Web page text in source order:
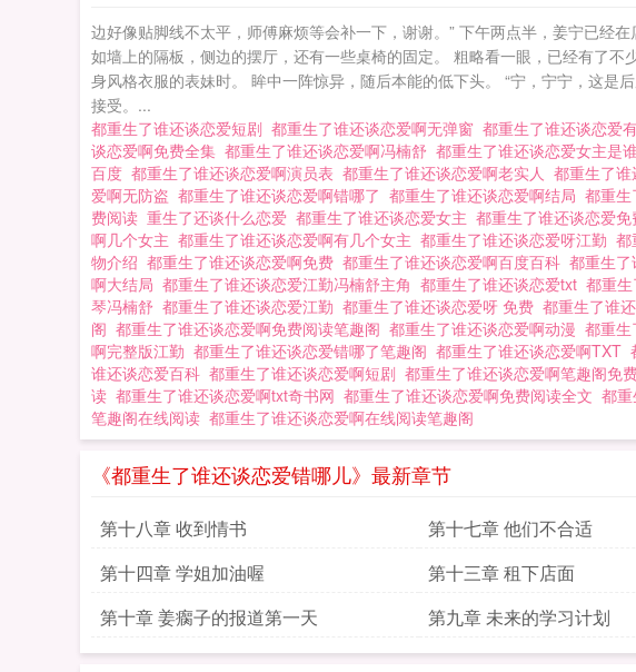
边好像贴脚线不太平，师傅麻烦等会补一下，谢谢。” 下午两点半，姜宁已经
如墙上的隔板，侧边的摆厅，还有一些桌椅的固定。 粗略看一眼，已经有了
身风格衣服的表妹时。 眸中一阵惊异，随后本能的低下头。 “宁，宁宁，这是
接受。...
都重生了谁还谈恋爱短剧 都重生了谁还谈恋爱啊无弹窗 都重生了谁还谈恋爱
谈恋爱啊免费全集 都重生了谁还谈恋爱啊冯楠舒 都重生了谁还谈恋爱女主是
百度 都重生了谁还谈恋爱啊演员表 都重生了谁还谈恋爱啊老实人 都重生了
爱啊无防盗 都重生了谁还谈恋爱啊错哪了 都重生了谁还谈恋爱啊结局 都重生
费阅读 重生了还谈什么恋爱 都重生了谁还谈恋爱女主 都重生了谁还谈恋爱
啊几个女主 都重生了谁还谈恋爱啊有几个女主 都重生了谁还谈恋爱呀江勤 都
物介绍 都重生了谁还谈恋爱啊免费 都重生了谁还谈恋爱啊百度百科 都重生
啊大结局 都重生了谁还谈恋爱江勤冯楠舒主角 都重生了谁还谈恋爱txt 都重
琴冯楠舒 都重生了谁还谈恋爱江勤 都重生了谁还谈恋爱呀 免费 都重生了谁
阁 都重生了谁还谈恋爱啊免费阅读笔趣阁 都重生了谁还谈恋爱啊动漫 都重生
啊完整版江勤 都重生了谁还谈恋爱错哪了笔趣阁 都重生了谁还谈恋爱啊TXT
谁还谈恋爱百科 都重生了谁还谈恋爱啊短剧 都重生了谁还谈恋爱啊笔趣阁免
读 都重生了谁还谈恋爱啊txt奇书网 都重生了谁还谈恋爱啊免费阅读全文 都
笔趣阁在线阅读 都重生了谁还谈恋爱啊在线阅读笔趣阁
《都重生了谁还谈恋爱错哪儿》最新章节
第十八章 收到情书 第十七章 他们不合适
第十四章 学姐加油喔
第十三章 租下店面
第十章 姜瘸子的报道第一天
第九章 未来的学习计划